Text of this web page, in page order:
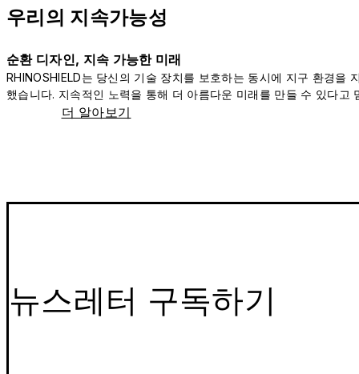
우리의 지속가능성
순환 디자인, 지속 가능한 미래
RHINOSHIELD는 당신의 기술 장치를 보호하는 동시에 지구 환경을
했습니다. 지속적인 노력을 통해 더 아름다운 미래를 만들 수 있다고
더 알아보기
뉴스레터 구독하기